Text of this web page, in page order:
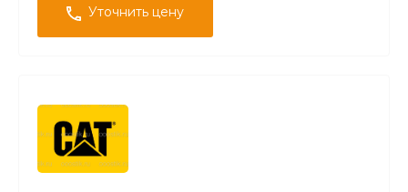
Уточнить цену